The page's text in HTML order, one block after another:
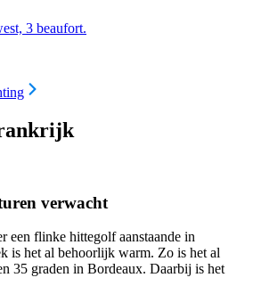
3 beaufort.
verwacht
een flinke hittegolf aanstaande in
is het al behoorlijk warm. Zo is het al
35 graden in Bordeaux. Daarbij is het